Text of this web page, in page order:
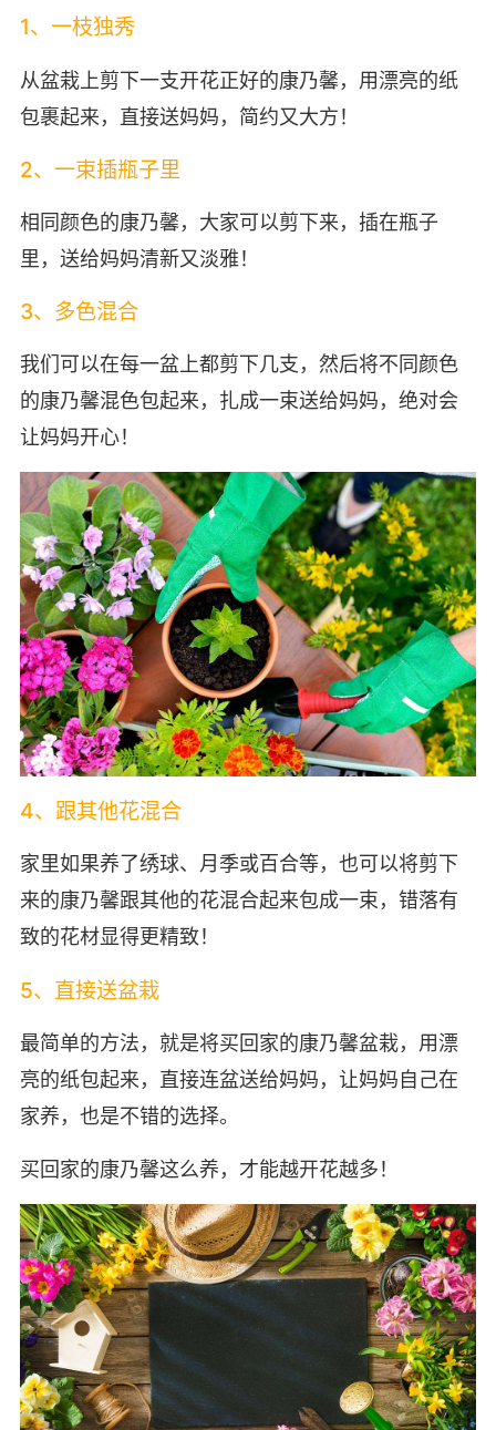
1、一枝独秀
从盆栽上剪下一支开花正好的康乃馨，用漂亮的纸
包裹起来，直接送妈妈，简约又大方！
2、一束插瓶子里
相同颜色的康乃馨，大家可以剪下来，插在瓶子
里，送给妈妈清新又淡雅！
3、多色混合
我们可以在每一盆上都剪下几支，然后将不同颜色
的康乃馨混色包起来，扎成一束送给妈妈，绝对会
让妈妈开心！
4、跟其他花混合
家里如果养了绣球、月季或百合等，也可以将剪下
来的康乃馨跟其他的花混合起来包成一束，错落有
致的花材显得更精致！
5、直接送盆栽
最简单的方法，就是将买回家的康乃馨盆栽，用漂
亮的纸包起来，直接连盆送给妈妈，让妈妈自己在
家养，也是不错的选择。
买回家的康乃馨这么养，才能越开花越多！